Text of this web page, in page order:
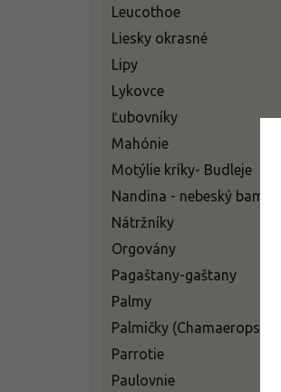
Leucothoe
Liesky okrasné
Lipy
Lykovce
Ľubovníky
Mahónie
Motýlie kríky- Budleje
Nandina - nebeský bambus
Nátržníky
Orgovány
Pagaštany-gaštany
Palmy
Palmičky (Chamaerops)
Parrotie
Paulovnie